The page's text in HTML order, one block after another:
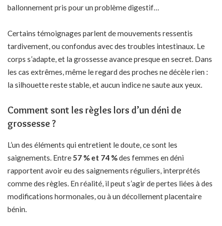
ballonnement pris pour un problème digestif…
Certains témoignages parlent de mouvements ressentis
tardivement, ou confondus avec des troubles intestinaux. Le
corps s’adapte, et la grossesse avance presque en secret. Dans
les cas extrêmes, même le regard des proches ne décèle rien :
la silhouette reste stable, et aucun indice ne saute aux yeux.
Comment sont les règles lors d’un déni de
grossesse ?
L’un des éléments qui entretient le doute, ce sont les
saignements. Entre 57 % et 74 %des femmes en déni
rapportent avoir eu des saignements réguliers, interprétés
comme des règles. En réalité, il peut s’agir de pertes liées à des
modifications hormonales, ou à un décollement placentaire
bénin.